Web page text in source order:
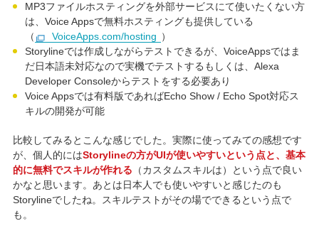
MP3ファイルホスティングを外部サービスにて使いたくない方
は、Voice Appsで無料ホスティングも提供している
（
VoiceApps.com/hosting ）
Storylineでは作成しながらテストできるが、VoiceAppsではま
だ日本語未対応なので実機でテストするもしくは、Alexa
Developer Consoleからテストをする必要あり
Voice Appsでは有料版であればEcho Show / Echo Spot対応ス
キルの開発が可能
比較してみるとこんな感じでした。実際に使ってみての感想です
が、個人的にはStorylineの方がUIが使いやすいという点と、基本
的に無料でスキルが作れる （カスタムスキルは）という点で良い
かなと思います。あとは日本人でも使いやすいと感じたのも
Storylineでしたね。スキルテストがその場でできるという点で
も。